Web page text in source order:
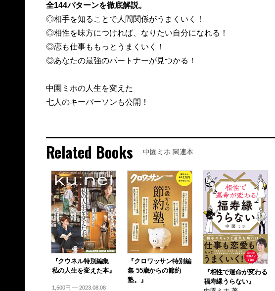
全144パターンを徹底解説。
◎相手を知ることで人間関係がうまくいく！
◎相性を味方につければ、なりたい自分になれる！
◎恋も仕事ももっとうまくいく！
◎あなたの最強のパートナーが見つかる！
中園ミホの人生を変えた
七人のキーパーソンも公開！
Related Books 中園ミホ 関連本
『クウネル特別編集
私の人生を変えた本』
1,500円 — 2023.08.08
『クロワッサン特別編
集 55歳からの節約
塾。』
『相性で運命が変わる
福寿縁うらない』